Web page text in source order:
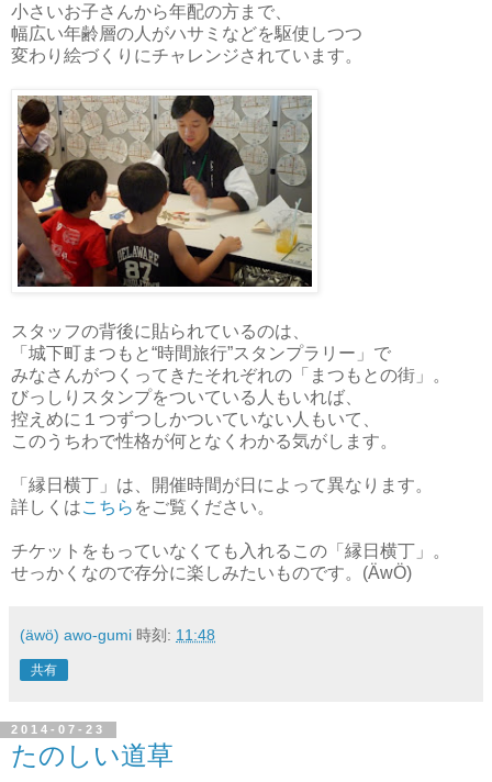
小さいお子さんから年配の方まで、
幅広い年齢層の人がハサミなどを駆使しつつ
変わり絵づくりにチャレンジされています。
スタッフの背後に貼られているのは、
「城下町まつもと“時間旅行”スタンプラリー」で
みなさんがつくってきたそれぞれの「まつもとの街」。
びっしりスタンプをついている人もいれば、
控えめに１つずつしかついていない人もいて、
このうちわで性格が何となくわかる気がします。
「縁日横丁」は、開催時間が日によって異なります。
詳しくはこちら をご覧ください。
チケットをもっていなくても入れるこの「縁日横丁」。
せっかくなので存分に楽しみたいものです。(ÄwÖ)
(äwö) awo-gumi 時刻: 11:48
共有
2014-07-23
たのしい道草